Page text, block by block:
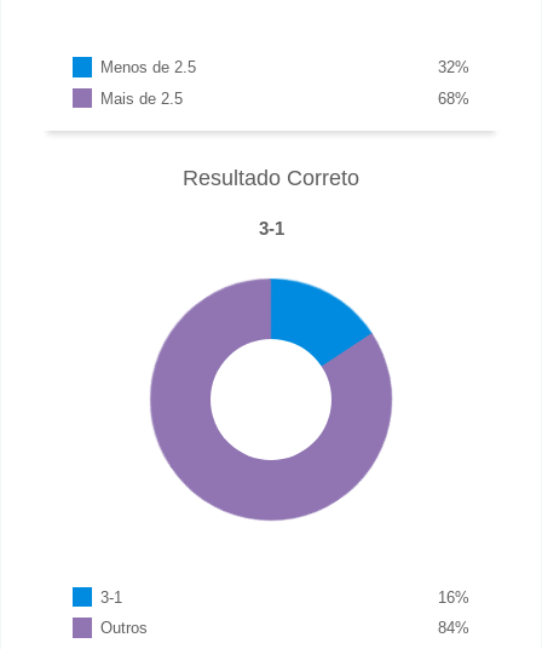
Menos de 2.5 %
32
Mais de 2.5
%
68
Resultado Correto
3-1
3-1 %
16
Outros
%
84